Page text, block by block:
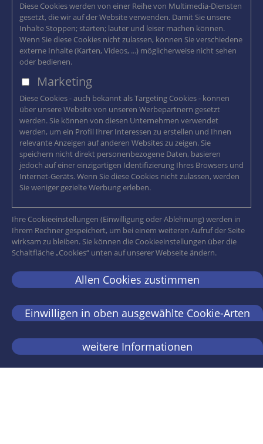
Diese Cookies werden von einer Reihe von Multimedia-Diensten
gesetzt, die wir auf der Website verwenden. Damit Sie unsere
Inhalte Stoppen; starten; lauter und leiser machen können.
Wenn Sie diese Cookies nicht zulassen, können Sie verschiedene
externe Inhalte (Karten, Videos, ...) möglicherweise nicht sehen
oder bedienen.
Marketing
Diese Cookies - auch bekannt als Targeting Cookies - können
über unsere Website von unseren Werbepartnern gesetzt
werden. Sie können von diesen Unternehmen verwendet
werden, um ein Profil Ihrer Interessen zu erstellen und Ihnen
relevante Anzeigen auf anderen Websites zu zeigen. Sie
speichern nicht direkt personenbezogene Daten, basieren
jedoch auf einer einzigartigen Identifizierung Ihres Browsers und
Internet-Geräts. Wenn Sie diese Cookies nicht zulassen, werden
Sie weniger gezielte Werbung erleben.
Ihre Cookieeinstellungen (Einwilligung oder Ablehnung) werden in
Ihrem Rechner gespeichert, um bei einem weiteren Aufruf der Seite
wirksam zu bleiben. Sie können die Cookieeinstellungen über die
Schaltfläche „Cookies“ unten auf unserer Webseite ändern.
Allen Cookies zustimmen
Einwilligen in oben ausgewählte Cookie-Arten
weitere Informationen